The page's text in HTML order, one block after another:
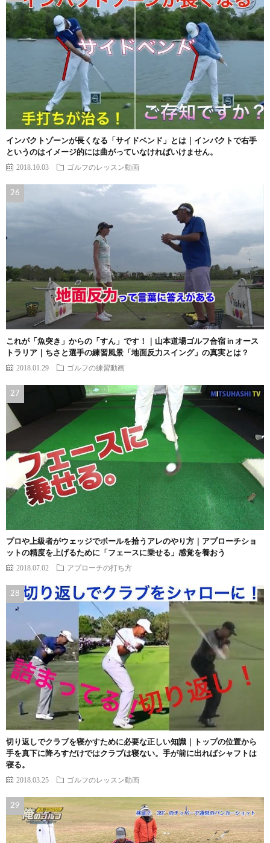
インパクトゾーンが長くなる「サイドベンド」とは｜インパクトで右手
というのはイメージ的には曲がっていなければいけません。
2018.10.03 ゴルフのレッスン動画
これが「魚突き」からの「すん」です！｜山本道場ゴルフ合宿 in オース
トラリア｜ちさと選手の練習風景「地面反力スイング」の真実とは？
2018.01.29 ゴルフの練習動画
プロや上級者がウェッジでボールを拾うアレのやり方｜アプローチショ
ットの精度を上げるために「フェースに乗せる」感覚を養おう
2018.07.02 アプローチの打ち方
切り返しでクラブを寝かすために必要な正しい知識｜トップの位置から
手を真下に降ろすだけではクラブは寝ない。手が前に出ればシャフトは
寝る。
2018.03.25 ゴルフのレッスン動画